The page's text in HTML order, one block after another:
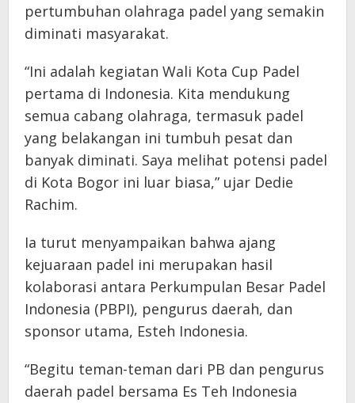
pertumbuhan olahraga padel yang semakin
diminati masyarakat.
“Ini adalah kegiatan Wali Kota Cup Padel
pertama di Indonesia. Kita mendukung
semua cabang olahraga, termasuk padel
yang belakangan ini tumbuh pesat dan
banyak diminati. Saya melihat potensi padel
di Kota Bogor ini luar biasa,” ujar Dedie
Rachim.
Ia turut menyampaikan bahwa ajang
kejuaraan padel ini merupakan hasil
kolaborasi antara Perkumpulan Besar Padel
Indonesia (PBPI), pengurus daerah, dan
sponsor utama, Esteh Indonesia.
“Begitu teman-teman dari PB dan pengurus
daerah padel bersama Es Teh Indonesia